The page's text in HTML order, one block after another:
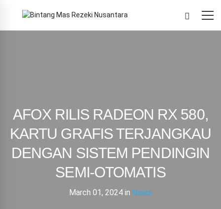
AFOX RILIS RADEON RX 580,
KARTU GRAFIS TERJANGKAU
DENGAN SISTEM PENDINGIN
SEMI-OTOMATIS
March 01, 2024 in News